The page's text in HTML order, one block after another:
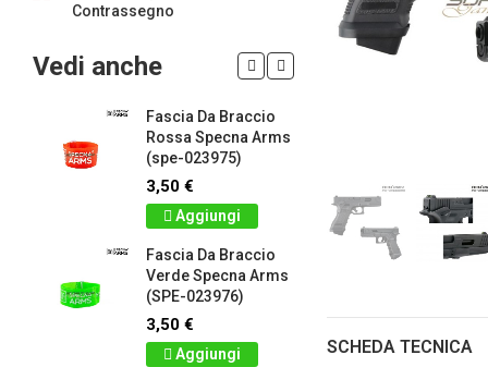
SCHEDA TECNICA
Contrassegno
Vedi anche
Fascia Da Braccio
Rossa Specna Arms
(spe-023975)
3,50 €
Aggiungi
Fascia Da Braccio
Verde Specna Arms
(SPE-023976)
3,50 €
Aggiungi
5,00 €
lq2402-